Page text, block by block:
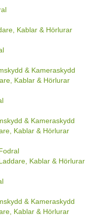
Kablar & Hörlurar
& Kameraskydd
Kablar & Hörlurar
& Kameraskydd
Kablar & Hörlurar
Kablar & Hörlurar
& Kameraskydd
Kablar & Hörlurar